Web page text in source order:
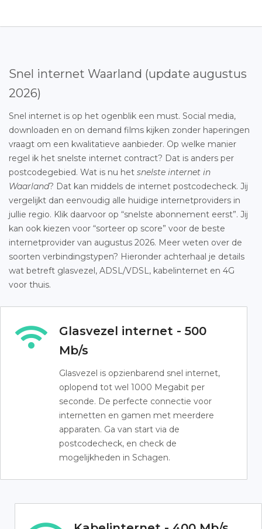
Snel internet Waarland (update augustus
2026)
Snel internet is op het ogenblik een must. Social media,
downloaden en on demand films kijken zonder haperingen
vraagt om een kwalitatieve aanbieder. Op welke manier
regel ik het snelste internet contract? Dat is anders per
postcodegebied. Wat is nu het snelste internet in
Waarland? Dat kan middels de internet postcodecheck. Jij
vergelijkt dan eenvoudig alle huidige internetproviders in
jullie regio. Klik daarvoor op “snelste abonnement eerst”. Jij
kan ook kiezen voor “sorteer op score” voor de beste
internetprovider van augustus 2026. Meer weten over de
soorten verbindingstypen? Hieronder achterhaal je details
wat betreft glasvezel, ADSL/VDSL, kabelinternet en 4G
voor thuis.
Glasvezel internet - 500
Mb/s
Glasvezel is opzienbarend snel internet,
oplopend tot wel 1000 Megabit per
seconde. De perfecte connectie voor
internetten en gamen met meerdere
apparaten. Ga van start via de
postcodecheck, en check de
mogelijkheden in Schagen.